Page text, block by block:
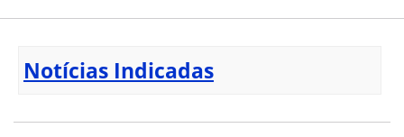
Notícias Indicadas